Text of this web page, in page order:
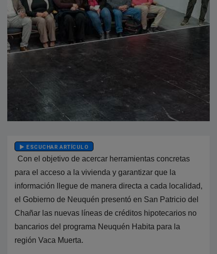
ESCUCHAR ARTÍCULO
Con el objetivo de acercar herramientas concretas
para el acceso a la vivienda y garantizar que la
información llegue de manera directa a cada localidad,
el Gobierno de Neuquén presentó en San Patricio del
Chañar las nuevas líneas de créditos hipotecarios no
bancarios del programa Neuquén Habita para la
región Vaca Muerta.